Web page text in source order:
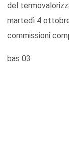
del
martedì 4
commissioni
bas 03